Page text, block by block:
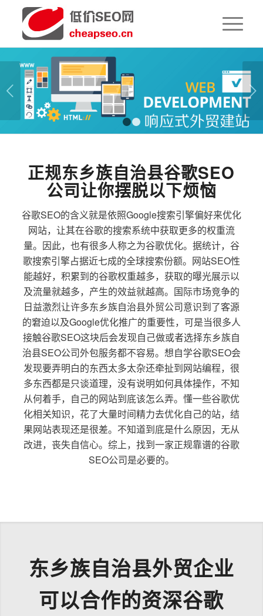
下一页
1 2
正规东乡族自治县谷歌SEO
公司让你摆脱以下烦恼
谷歌SEO的含义就是依照Google搜索引擎偏好来优化
网站，让其在谷歌的搜索系统中获取更多的权重流
量。因此，也有很多人称之为谷歌优化。据统计，谷
歌搜索引擎占据近七成的全球搜索份额。网站SEO性
能越好，积累到的谷歌权重越多，获取的曝光展示以
及流量就越多，产生的效益就越高。国际市场竞争的
日益激烈让许多东乡族自治县外贸公司意识到了客源
的窘迫以及Google优化推广的重要性，可是当很多人
接触谷歌SEO这块后会发现自己做或者选择东乡族自
治县SEO公司外包服务都不容易。想自学谷歌SEO会
发现要弄明白的东西太多太杂还牵扯到网站编程，很
多东西都是只谈道理，没有说明如何具体操作，不知
从何着手，自己的网站到底该怎么弄。懂一些谷歌优
化相关知识，花了大量时间精力去优化自己的站，结
果网站表现还是很差。不知道到底是什么原因，无从
改进，丧失自信心。综上，找到一家正规靠谱的谷歌
SEO公司是必要的。
东乡族自治县外贸企业
可以合作的资深谷歌